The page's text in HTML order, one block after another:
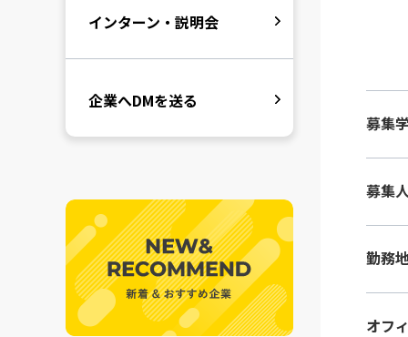
募集
募集
勤務
オフ
インターン・説明会
企業へDMを送る